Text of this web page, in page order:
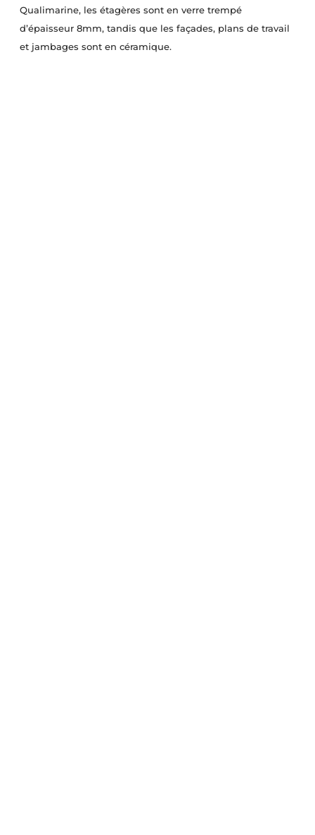
Qualimarine, les étagères sont en verre trempé
d’épaisseur 8mm, tandis que les façades, plans de travail
et jambages sont en céramique.